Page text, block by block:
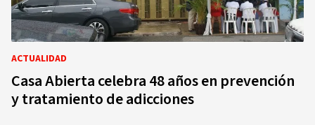
ACTUALIDAD
Casa Abierta celebra 48 años en prevención
y tratamiento de adicciones